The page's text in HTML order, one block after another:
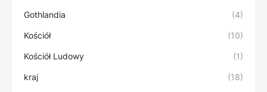
Gothlandia (4)
Kościół (10)
Kościół Ludowy (1)
kraj (18)